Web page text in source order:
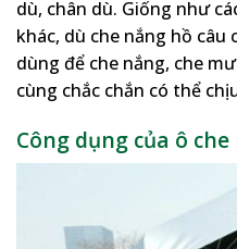
dù, chân dù. Giống như
khác, dù che nắng hồ câu
dùng để che nắng, che
cùng chắc chắn có thể
Công dụng của ô che